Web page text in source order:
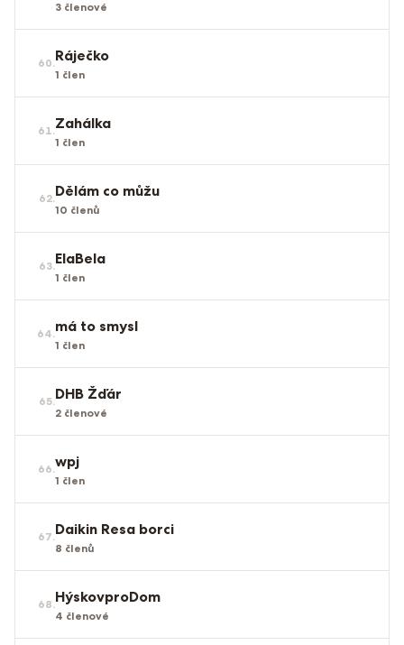
3 členové
60.Ráječko
1 člen
61.Zahálka
1 člen
62.Dělám co můžu
10 členů
63.ElaBela
1 člen
64.má to smysl
1 člen
65.DHB Žďár
2 členové
66.wpj
1 člen
67.Daikin Resa borci
8 členů
68.HýskovproDom
4 členové